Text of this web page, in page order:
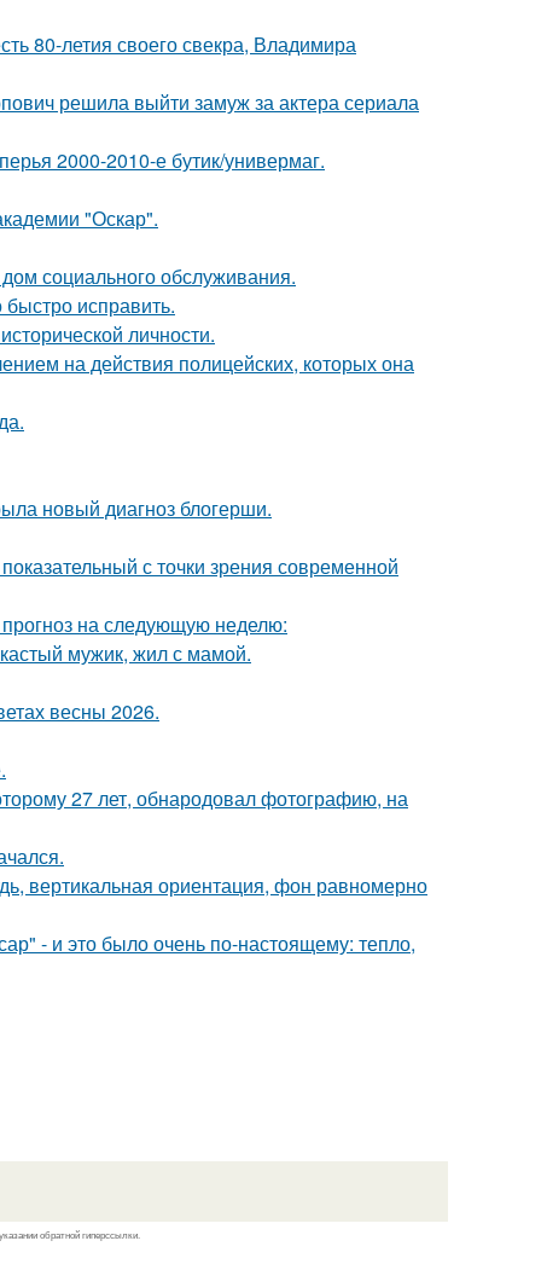
80-летия своего свекра, Владимира
решила выйти замуж за актера сериала
2000-2010-е бутик/универмаг.
"Оскар".
социального обслуживания.
исправить.
личности.
на действия полицейских, которых она
новый диагноз блогерши.
с точки зрения современной
прогноз на следующую неделю:
мужик, жил с мамой.
весны 2026.
27 лет, обнародовал фотографию, на
вертикальная ориентация, фон равномерно
- и это было очень по-настоящему: тепло,
обратной гиперссылки.